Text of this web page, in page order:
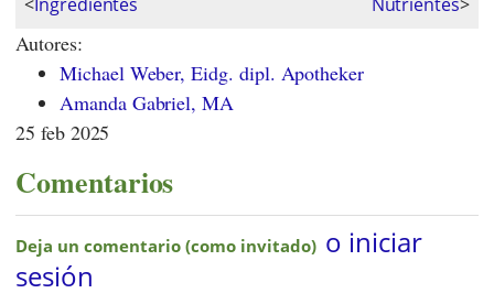
Autores:
Michael Weber, Eidg. dipl. Apotheker
Amanda Gabriel, MA
25 feb 2025
Comentarios